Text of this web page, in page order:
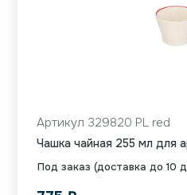
Под заказ (доставка до 10
Артикул 329820 PL red
Чашка чайная 255 мл для